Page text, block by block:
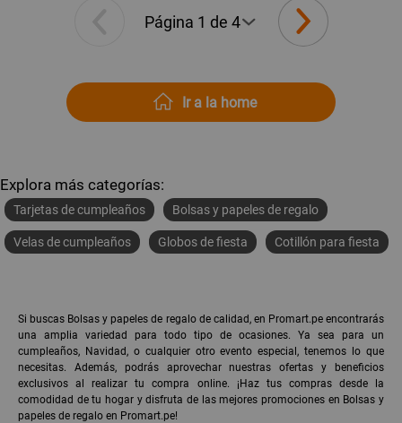
Ir a la home
Explora más categorías:
Tarjetas de cumpleaños Bolsas y papeles de regalo
Velas de cumpleaños Globos de fiesta Cotillón para fiesta
Si buscas Bolsas y papeles de regalo de calidad, en Promart.pe encontrarás
una amplia variedad para todo tipo de ocasiones. Ya sea para un
cumpleaños, Navidad, o cualquier otro evento especial, tenemos lo que
necesitas. Además, podrás aprovechar nuestras ofertas y beneficios
exclusivos al realizar tu compra online. ¡Haz tus compras desde la
comodidad de tu hogar y disfruta de las mejores promociones en Bolsas y
papeles de regalo en Promart.pe!